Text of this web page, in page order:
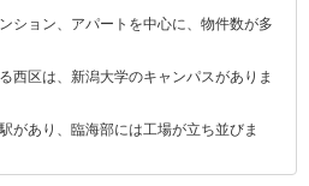
ション、アパートを中心に、物件数が多
西区は、新潟大学のキャンパスがありま
があり、臨海部には工場が立ち並びま